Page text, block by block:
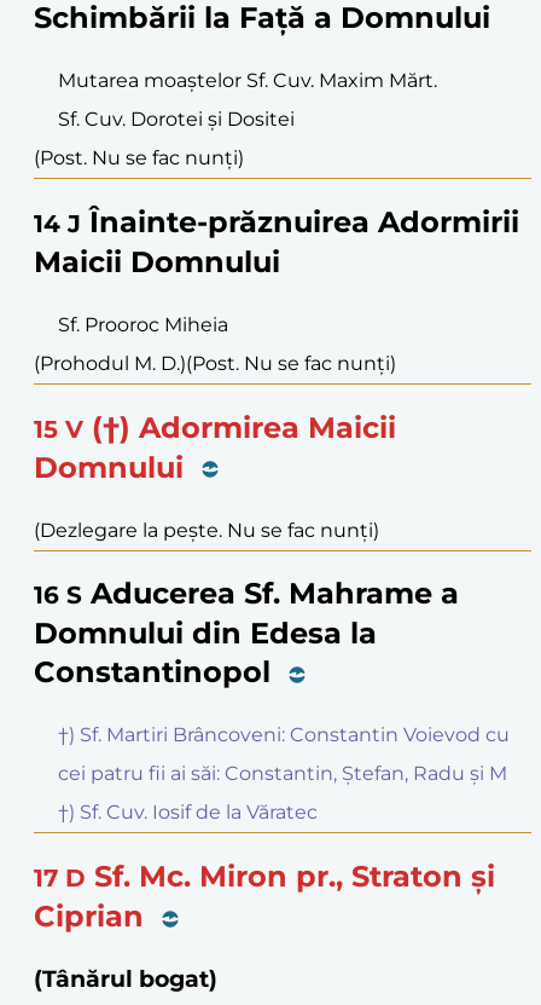
Schimbării la Față a Domnului
Mutarea moaștelor Sf. Cuv. Maxim Mărt.
Sf. Cuv. Dorotei și Dositei
(Post. Nu se fac nunți)
14 J Înainte-prăznuirea Adormirii
Maicii Domnului
Sf. Prooroc Miheia
(Prohodul M. D.)(Post. Nu se fac nunți)
15 V (†) Adormirea Maicii
Domnului
(Dezlegare la pește. Nu se fac nunți)
16 S Aducerea Sf. Mahrame a
Domnului din Edesa la
Constantinopol
†) Sf. Martiri Brâncoveni: Constantin Voievod cu
cei patru fii ai săi: Constantin, Ștefan, Radu și M
†) Sf. Cuv. Iosif de la Văratec
17 D Sf. Mc. Miron pr., Straton și
Ciprian
(Tânărul bogat)